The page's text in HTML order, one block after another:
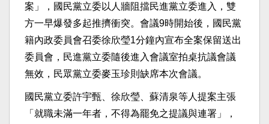
案」，國民黨立委以人牆阻擋民進黨立委進入，雙
方一早爆發多起推擠衝突。會議9時開始後，國民黨
籍內政委員會召委徐欣瑩1分鐘內宣布全案保留送出
委員會，民進黨立委隨後進入會議室拍桌抗議會議
無效，民眾黨立委麥玉珍則缺席本次會議。
國民黨立委許宇甄、徐欣瑩、蘇清泉等人提案主張
「就職未滿一年者，不得為罷免之提議與連署」，